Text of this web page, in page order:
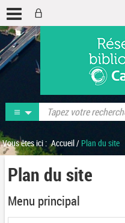
Vous êtes ici : Accueil/ Plan du site
Plan du site
Menu principal